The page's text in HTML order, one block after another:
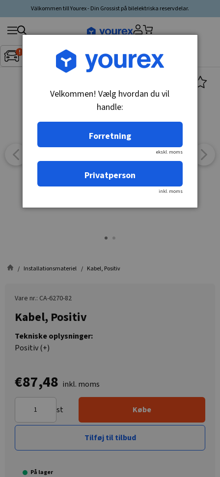
Välkommen till Yourex - Din Grossist på bilelektriska reservdelar.
Inget fordon valt▼
Søg
produkt,
producent,
Installationsmateriel Kabel, Positiv
Vare nr.: CA-6270-82
Kabel, Positiv
Tekniske oplysninger:
Positiv (+)
€87,48 inkl. moms
st Købe
Tilføj til tilbud
På lager
Velkommen! Vælg hvordan du vil
handle:
Forretning
ekskl. moms
Privatperson
inkl. moms